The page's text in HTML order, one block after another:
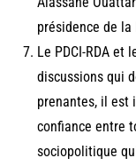
présidence de la
Le PDCI-RDA et
discussions qui
prenantes, il est
confiance entre
sociopolitique